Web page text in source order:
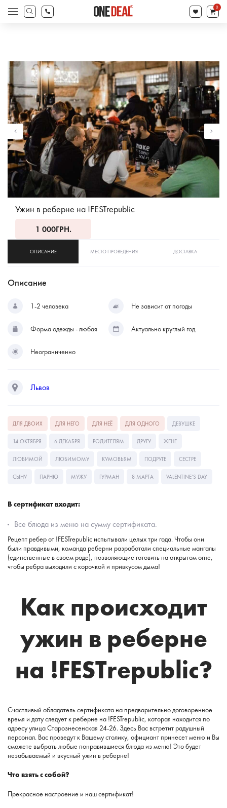
товаров
Поиск
товаров
0
Ужин в реберне на !FESTrepublic
1 000ГРН.
ОПИСАНИЕ МЕСТО ПРОВЕДЕНИЯ ДОСТАВКА
Описание
1-2 человека Не зависит от погоды
Форма одежды - любая Актуально круглый год
Неограниченно
Львов
ДЛЯ ДВОИХ ДЛЯ НЕГО ДЛЯ НЕЁ ДЛЯ ОДНОГО ДЕВУШКЕ
14 ОКТЯБРЯ 6 ДЕКАБРЯ РОДИТЕЛЯМ ДРУГУ ЖЕНЕ
ЛЮБИМОЙ ЛЮБИМОМУ КУМОВЬЯМ ПОДРУГЕ СЕСТРЕ
СЫНУ ПАРНЮ МУЖУ ГУРМАН 8 МАРТА VALENTINE’S DAY
В сертификат входит:
Все блюда из меню на сумму сертификата.
Рецепт ребер от !FESTrepublic испытывали целых три года. Чтобы они
были правдивыми, команда реберни разработали специальные мангалы
(единственные в своем роде), позволяющие готовить на открытом огне,
чтобы ребра выходили с корочкой и привкусом дыма!
Как происходит
ужин в реберне
на !FESTrepublic?
Счастливый обладатель сертификата на предварительно договоренное
время и дату следует к реберне на !FESTrepublic, которая находится по
адресу улица Старознесенская 24-26. Здесь Вас встретит радушный
персонал. Вас проведут к Вашему столику, официант принесет меню и Вы
сможете выбрать любые понравившиеся блюда из меню! Это будет
незабываемый и вкусный ужин в реберне!
Что взять с собой?
Прекрасное настроение и наш сертификат!